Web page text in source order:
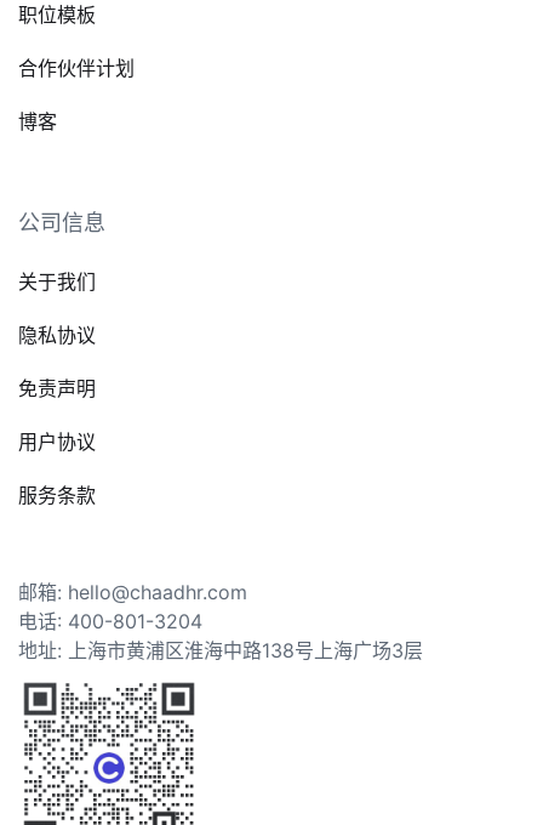
职位模板
合作伙伴计划
博客
公司信息
关于我们
隐私协议
免责声明
用户协议
服务条款
邮箱: hello@chaadhr.com
电话: 400-801-3204
地址: 上海市黄浦区淮海中路138号上海广场3层